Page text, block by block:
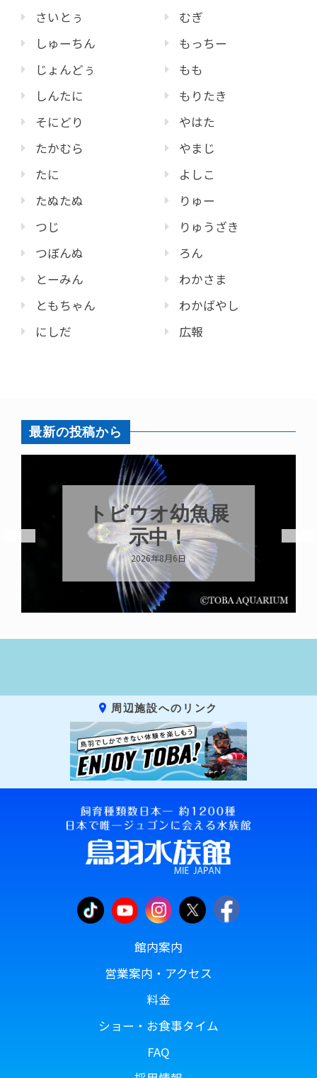
さいとぅ
しゅーちん
じょんどぅ
しんたに
そにどり
たかむら
たに
たぬたぬ
つじ
つぼんぬ
とーみん
ともちゃん
にしだ
むぎ
もっちー
もも
もりたき
やはた
やまじ
よしこ
りゅー
りゅうざき
ろん
わかさま
わかばやし
広報
最新の投稿から
これからもツ
ララらしく
2026年8月6日
周辺施設へのリンク
館内案内
営業案内・アクセス
料金
ショー・お食事タイム
FAQ